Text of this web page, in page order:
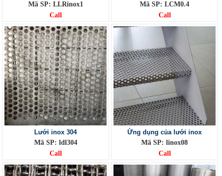
Mã SP: LLRinox1
Call
Mã SP: LCM0.4
Call
Lưới inox 304
Mã SP: ldl304
Call
Ứng dụng của lưới inox
Mã SP: linox08
Call